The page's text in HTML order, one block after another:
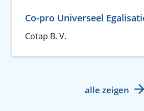
Co-pro Universeel
Cotap B. V.
alle zeigen